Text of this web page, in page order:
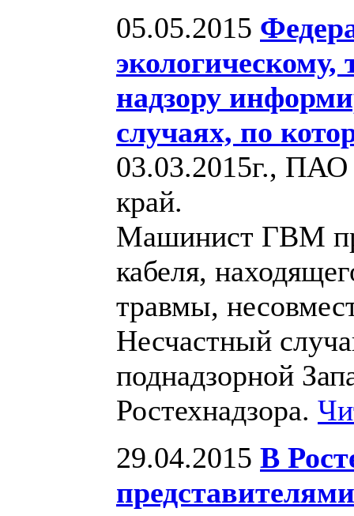
05.05.2015
экологическому,
надзору
случаях, по
03.03.2015г.,
край.
Машинист ГВМ
кабеля,
травмы,
Несчастный
поднадзорной
Ростехнадзора.
29.04.2015 В